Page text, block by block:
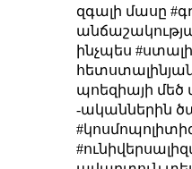
զգալի մասը
ինչպես
պոեզիայի մեծ
-ականներին